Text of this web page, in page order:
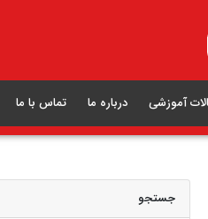
آموزشی درباره ما تماس با ما
جستجو